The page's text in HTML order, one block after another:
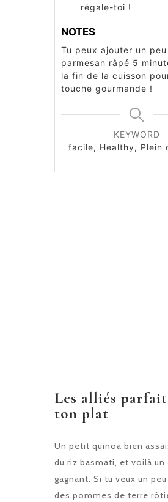
régale-toi !
NOTES
Tu peux ajouter un
parmesan râpé 5
la fin de la cuisson
touche gourmande !
KEYWORD
facile, Healthy, Plein
Les alliés
ton plat
Un petit quinoa bien
du riz basmati, et voilà un
gagnant. Si tu veux un
des pommes de terre